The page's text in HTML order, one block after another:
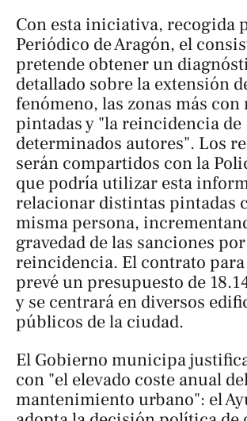
Con esta iniciativa, recogida
Periódico de Aragón, el
pretende obtener un
detallado sobre la extensión
fenómeno, las zonas más con
pintadas y "la reincidencia de
determinados autores". Los
serán compartidos con la
que podría utilizar esta
relacionar distintas pintadas
misma persona,
gravedad de las sanciones por
reincidencia. El contrato
prevé un presupuesto de
y se centrará en diversos
públicos de la ciudad.
El Gobierno municipa
con "el elevado coste anual
mantenimiento urbano": el